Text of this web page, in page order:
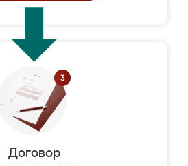
Договор